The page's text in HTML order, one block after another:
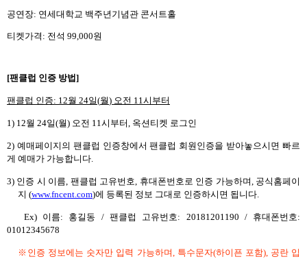
공연장: 연세대학교 백주년기념관 콘서트홀
티켓가격 : 전석 99,000원
[팬클럽 인증 방법 ]
팬클럽 인증: 12월 24일(월) 오전 11시부터
1) 12월 24일(월) 오전 11시부터, 옥션티켓 로그인
2) 예매페이지의 팬클럽 인증창에서 팬클럽 회원인증을 받아놓으시면 빠르
게 예매가 가능합니다.
3) 인증 시 이름, 팬클럽 고유번호, 휴대폰번호로 인증 가능하며, 공식홈페이
지 (www.fncent.com)에 등록된 정보 그대로 인증하시면 됩니다.
Ex) 이름: 홍길동 / 팬클럽 고유번호: 20181201190 / 휴대폰번호:
01012345678
※인증 정보에는 숫자만 입력 가능하며, 특수문자(하이픈 포함), 공란 입